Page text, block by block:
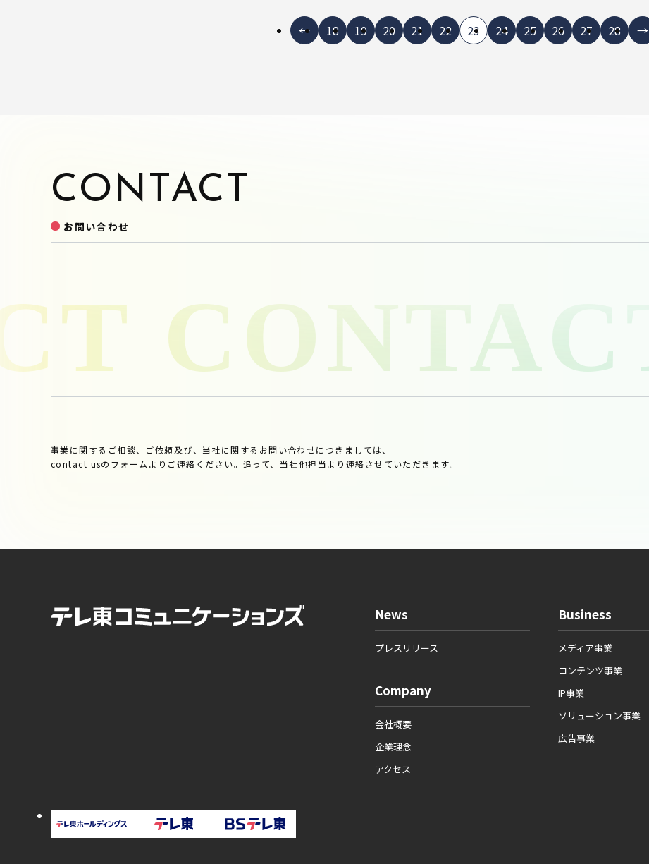
← 18 19 20 21 22 23 24 25 26 27 28 →
CONTACT
お問い合わせ
事業に関するご相談、ご依頼及び、当社に関するお問い合わせにつきましては、
contact usのフォームよりご連絡ください。追って、当社他担当より連絡させていただきます。
News
プレスリリース
Company
会社概要
企業理念
アクセス
Business
メディア事業
コンテンツ事業
IP事業
ソリューション事業
広告事業